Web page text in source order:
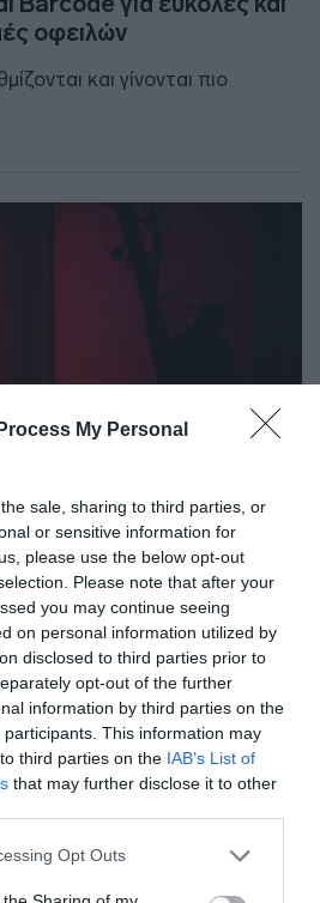
My Personal
sale, sharing to third parties, or
or sensitive information for
please use the below opt-out
Please note that after your
you may continue seeing
on personal information utilized by
disclosed to third parties prior to
opt-out of the further
information by third parties on the
participants. This information may
third parties on the IAB’s List of
that may further disclose it to other
app uses one or more Google
Opt Outs
οφειλών
και γίνονται πιο
αλλαγές που έρχονται
ΑΤΜ στις τράπεζες